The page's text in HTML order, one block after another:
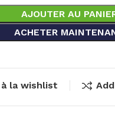
AJOUTER AU
ACHETER
la wishlist